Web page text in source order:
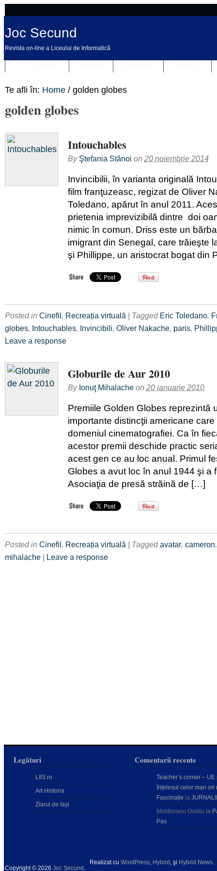
Joc Secund
Revista on-line a Liceului de Informatică
Te afli în: Home / golden globes
golden globes
Intouchables
By Ştefania Stănoi on 20 noiembrie 2014
Invincibilii, în varianta originală
film franţuzeasc, regizat de Oliver
Toledano, apărut în anul 2011.
prietenia imprevizibilă dintre doi
nimic în comun. Driss este un
imigrant din Senegal, care trăieşte
şi Phillippe, un aristocrat bogat din
Posted in Cinefil, Recreația virtuală | Tagged Eric Toledano,
globes, Intouchables, Invincibili, Oliver Nakache, paris,
Leave a response
Globurile de Aur 2010
By Ionuţ Mihalache on 20 ianuarie 2010
Premiile Golden Globes reprezintă
importante distincţii americane
domeniul cinematografiei. Ca în
acestor premii deschide practic
acest gen ce au loc anual. Primul
Globes a avut loc în anul 1944 şi a
Asociaţia de presă străină de […]
Posted in Cinefil, Recreația virtuală | Taggedavatar, cameron
mihalache | Leave a response
Legături
LIIS.ro
Art Historia
Ziarul de Iași
Comentarii recente
Teacher’s corner – UE
înțelesul celor mari ori
Fascinație la
Moldovanu Ovidiu la
Pas
Copyright © 2026 Joc Secund .
Realizat cu WordPress, Hybrid , şi Hybrid News.